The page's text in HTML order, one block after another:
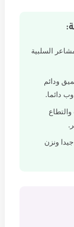
السلبية
ودائم
دائما.
ونزن